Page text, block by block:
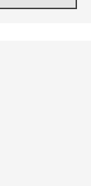
البابا لاوُن